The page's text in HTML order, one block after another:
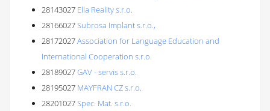
28143027 Ella Reality s.r.o.
28166027Subrosa Implant s.r.o.,
28172027Association for Language Education and
International Cooperation s.r.o.
28189027GAV - servis s.r.o.
28195027 MAYFRAN CZ s.r.o.
28201027Spec. Mat. s.r.o.